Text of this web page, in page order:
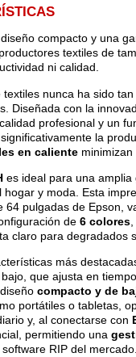
compacto y una
textiles de
ni calidad.
textiles nunca ha sido
Diseñada con la
profesional y un
la
en calienteminimizan
es ideal para una amplia
hogar y moda. Esta
64 pulgadas de Epson,
de 6 colores,
claro para degradados
más
que ajusta en
compacto y de
portátiles o tabletas,
y, al conectarse con
permitiendo una
RIP del mercado.